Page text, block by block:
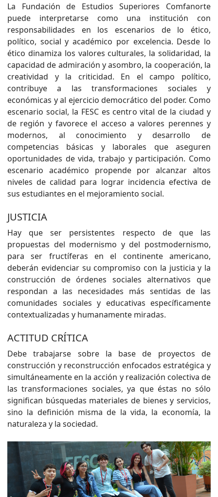
La Fundación de Estudios Superiores Comfanorte
puede interpretarse como una institución con
responsabilidades en los escenarios de lo ético,
político, social y académico por excelencia. Desde lo
ético dinamiza los valores culturales, la solidaridad, la
capacidad de admiración y asombro, la cooperación, la
creatividad y la criticidad. En el campo político,
contribuye a las transformaciones sociales y
económicas y al ejercicio democrático del poder. Como
escenario social, la FESC es centro vital de la ciudad y
de región y favorece el acceso a valores perennes y
modernos, al conocimiento y desarrollo de
competencias básicas y laborales que aseguren
oportunidades de vida, trabajo y participación. Como
escenario académico propende por alcanzar altos
niveles de calidad para lograr incidencia efectiva de
sus estudiantes en el mejoramiento social.
JUSTICIA
Hay que ser persistentes respecto de que las
propuestas del modernismo y del postmodernismo,
para ser fructíferas en el continente americano,
deberán evidenciar su compromiso con la justicia y la
construcción de órdenes sociales alternativos que
respondan a las necesidades más sentidas de las
comunidades sociales y educativas específicamente
contextualizadas y humanamente miradas.
ACTITUD CRÍTICA
Debe trabajarse sobre la base de proyectos de
construcción y reconstrucción enfocados estratégica y
simultáneamente en la acción y realización colectiva de
las transformaciones sociales, ya que éstas no sólo
significan búsquedas materiales de bienes y servicios,
sino la definición misma de la vida, la economía, la
naturaleza y la sociedad.